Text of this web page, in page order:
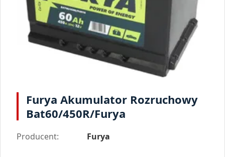
Furya Akumulator Rozruchowy
Bat60/450R/Furya
Producent: Furya